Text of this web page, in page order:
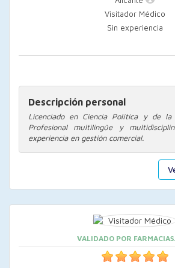
Visitador Médico
Sin experiencia
Descripción personal
Licenciado en Ciencia Política y de la
Profesional multilingüe y
experiencia en gestión comercial.
VALIDADO POR